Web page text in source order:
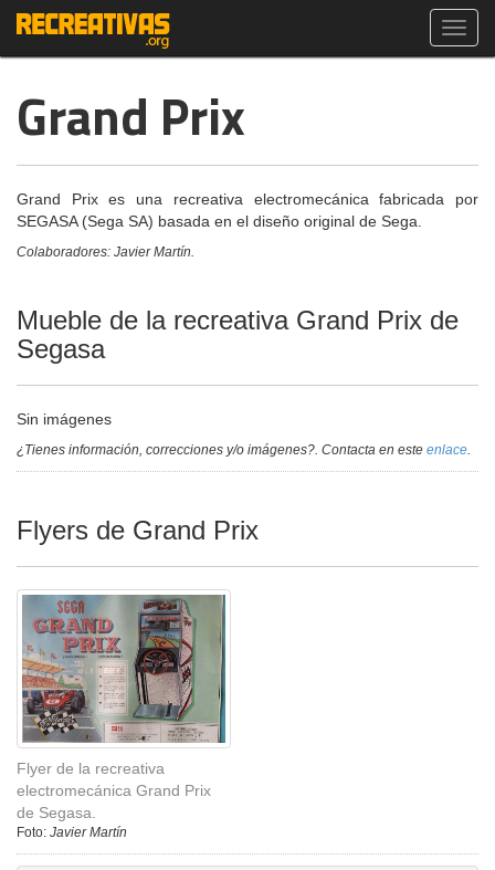
Grand Prix
Grand Prix es una recreativa electromecánica fabricada por
SEGASA (Sega SA) basada en el diseño original de Sega.
Colaboradores: Javier Martín.
Mueble de la recreativa Grand Prix de
Segasa
Sin imágenes
¿Tienes información, correcciones y/o imágenes?. Contacta en este enlace.
Flyers de Grand Prix
Flyer de la recreativa
electromecánica Grand Prix
de Segasa.
Foto: Javier Martín